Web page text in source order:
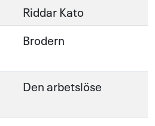
Riddar Kato
Brodern
Den arbetslöse